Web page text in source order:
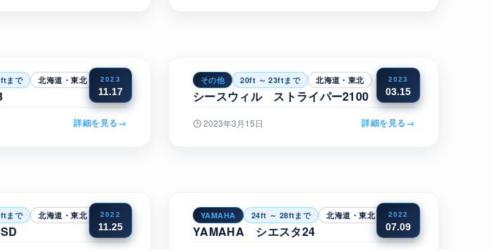
2023
11.17
まで 北海道・東北
詳細を見る→
2023
03.15
その他 20ft ～ 23ftまで 北海道・東北
シースウィル ストライパー2100
2023年3月15日 詳細を見る→
2022
11.25
まで 北海道・東北 2022
07.09
YAMAHA 24ft ～ 28ftまで 北海道・東北
YAMAHA シエスタ24